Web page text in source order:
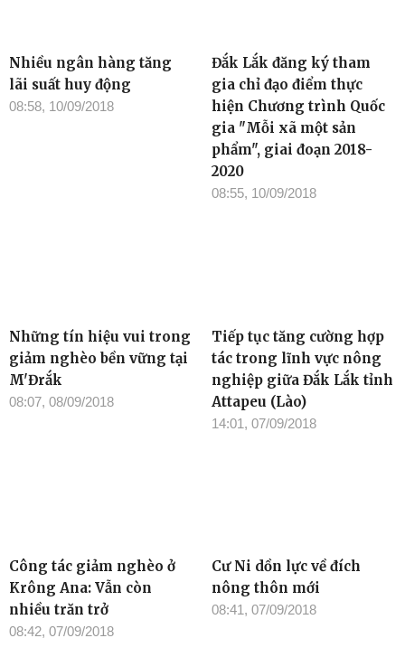
Nhiều ngân hàng tăng
lãi suất huy động
08:58, 10/09/2018
Đắk Lắk đăng ký tham
gia chỉ đạo điểm thực
hiện Chương trình Quốc
gia "Mỗi xã một sản
phẩm", giai đoạn 2018-
2020
08:55, 10/09/2018
Những tín hiệu vui trong
giảm nghèo bền vững tại
M'Đrắk
08:07, 08/09/2018
Tiếp tục tăng cường hợp
tác trong lĩnh vực nông
nghiệp giữa Đắk Lắk tỉnh
Attapeu (Lào)
14:01, 07/09/2018
Công tác giảm nghèo ở
Krông Ana: Vẫn còn
nhiều trăn trở
08:42, 07/09/2018
Cư Ni dồn lực về đích
nông thôn mới
08:41, 07/09/2018